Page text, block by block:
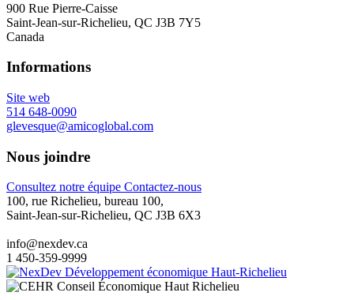
900 Rue Pierre-Caisse
Saint-Jean-sur-Richelieu, QC J3B 7Y5
Canada
Informations
Site web
514 648-0090
glevesque@amicoglobal.com
Nous joindre
Consultez notre équipe Contactez-nous
100, rue Richelieu, bureau 100,
Saint-Jean-sur-Richelieu, QC J3B 6X3
info@nexdev.ca
1 450-359-9999